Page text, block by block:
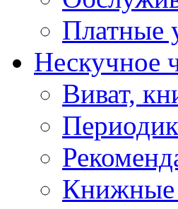
Платные
Нескучное
Виват,
Книжные